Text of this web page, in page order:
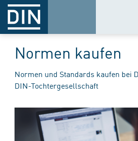
Normen kaufen
Normen und Standards kaufen bei
DIN-Tochtergesellschaft